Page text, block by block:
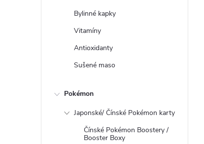
Bylinné kapky
Vitamíny
Antioxidanty
Sušené maso
Pokémon
Japonské/ Čínské Pokémon karty
Čínské Pokémon Boostery /
Booster Boxy